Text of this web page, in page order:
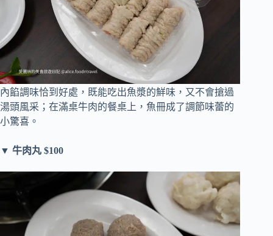
內餡調味恰到好處，既能吃出魚漿的鮮味，又不會搶過
湯頭風采；在滿桌牛肉的餐桌上，魚冊成了調節味蕾的
小驚喜。
▼ 牛肉丸 $100